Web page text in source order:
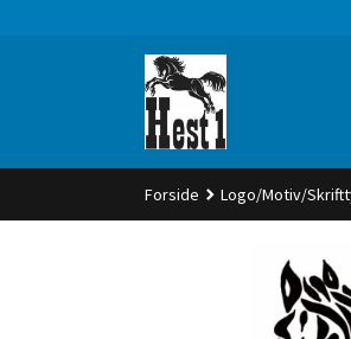
Forside Logo/Motiv/